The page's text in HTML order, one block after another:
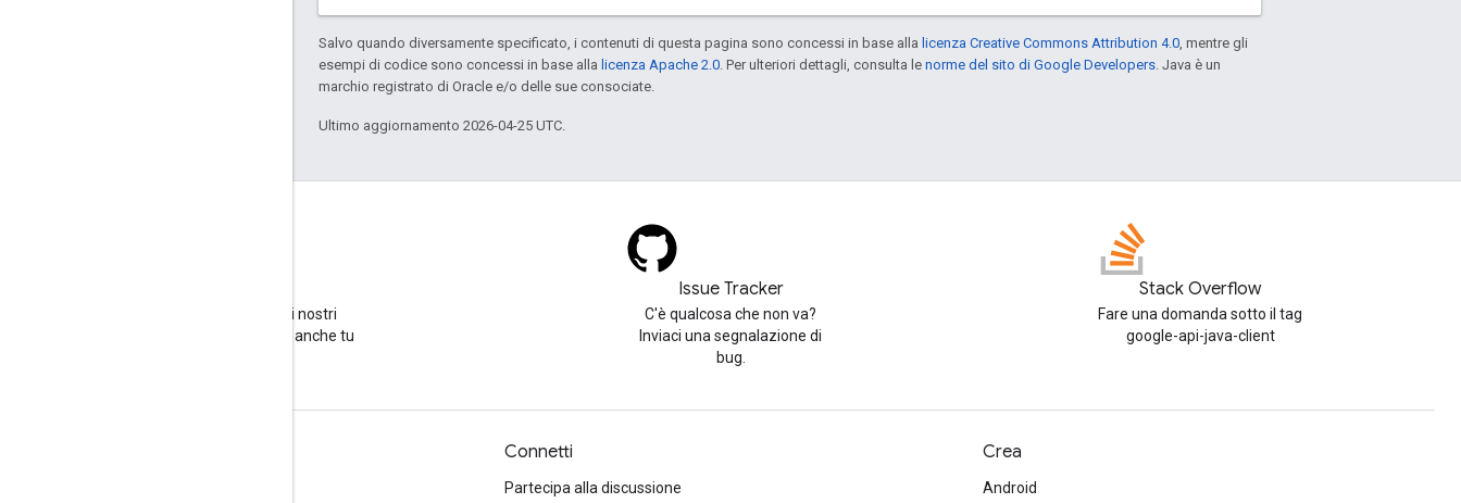
Salvo quando diversamente specificato, i contenuti di questa pagina sono concessi in base alla licenza Creative Commons Attribution 4.0 , mentre gli
esempi di codice sono concessi in base alla licenza Apache 2.0 . Per ulteriori dettagli, consulta le norme del sito di Google Developers . Java è un
marchio registrato di Oracle e/o delle sue consociate.
Ultimo aggiornamento 2026-04-25 UTC.
Crea un fork dei nostri
campioni e provali anche tu
Issue Tracker
C'è qualcosa che non va?
Inviaci una segnalazione di
bug.
Stack Overflow
Fare una domanda sotto il tag
google-api-java-client
Connetti
Partecipa alla discussione
Crea
Android